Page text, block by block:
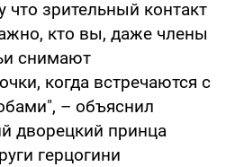
что зрительный контакт
кто вы, даже члены
снимают
когда встречаются с
– объяснил
дворецкий принца
герцогини